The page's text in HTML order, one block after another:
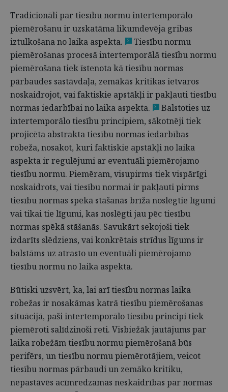
Tradicionāli par tiesību normu intertemporālo
piemērošanu ir uzskatāma likumdevēja gribas
iztulkošana no laika aspekta.
2
Tiesību normu
piemērošanas procesā intertemporālā tiesību normu
piemērošana tiek īstenota kā tiesību normas
pārbaudes sastāvdaļa, zemākās kritikas ietvaros
noskaidrojot, vai faktiskie apstākļi ir pakļauti tiesību
normas iedarbībai no laika aspekta.
3
Balstoties uz
intertemporālo tiesību principiem, sākotnēji tiek
projicēta abstrakta tiesību normas iedarbības
robeža, nosakot, kuri faktiskie apstākļi no laika
aspekta ir regulējumi ar eventuāli piemērojamo
tiesību normu. Piemēram, visupirms tiek vispārīgi
noskaidrots, vai tiesību normai ir pakļauti pirms
tiesību normas spēkā stāšanās brīža noslēgtie līgumi
vai tikai tie līgumi, kas noslēgti jau pēc tiesību
normas spēkā stāšanās. Savukārt sekojoši tiek
izdarīts slēdziens, vai konkrētais strīdus līgums ir
balstāms uz atrasto un eventuāli piemērojamo
tiesību normu no laika aspekta.
Būtiski uzsvērt, ka, lai arī tiesību normas laika
robežas ir nosakāmas katrā tiesību piemērošanas
situācijā, paši intertemporālo tiesību principi tiek
piemēroti salīdzinoši reti. Visbiežāk jautājums par
laika robežām tiesību normu piemērošanā būs
perifērs, un tiesību normu piemērotājiem, veicot
tiesību normas pārbaudi un zemāko kritiku,
nepastāvēs acīmredzamas neskaidrības par normas